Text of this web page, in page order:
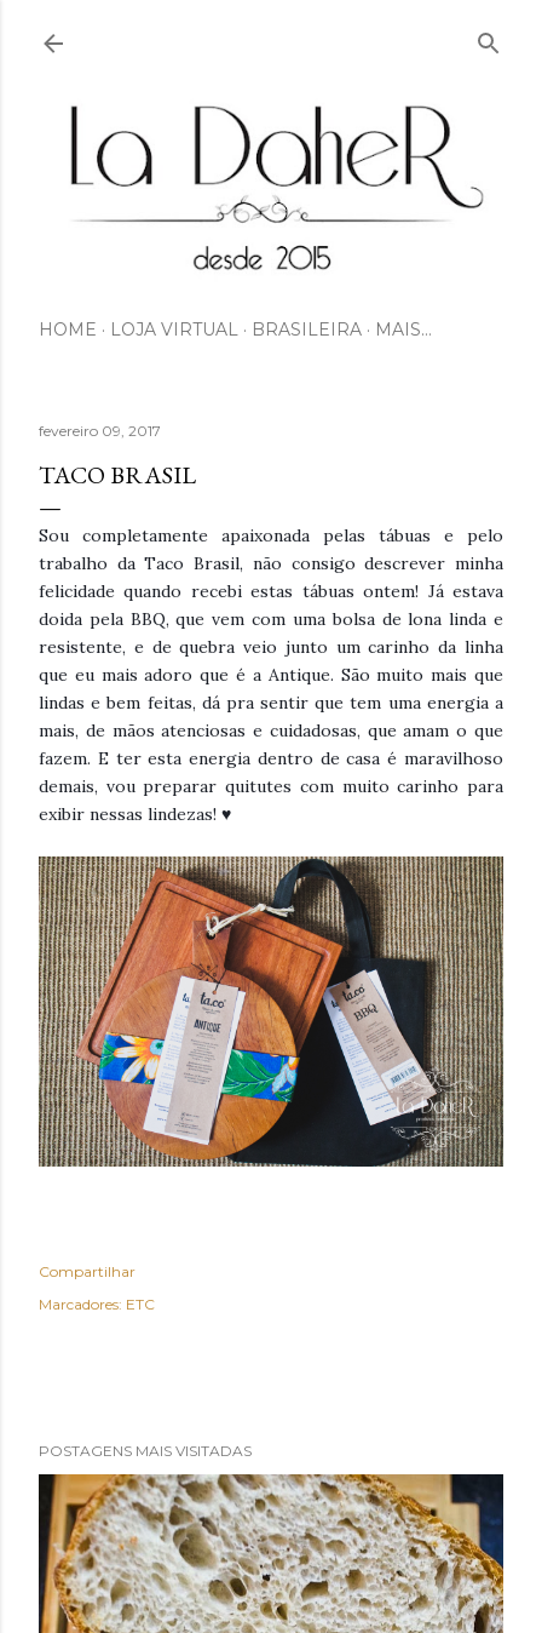
HOME LOJA VIRTUAL BRASILEIRA MAIS…
fevereiro 09, 2017
TACO BRASIL
Sou completamente apaixonada pelas tábuas e pelo
trabalho da Taco Brasil, não consigo descrever minha
felicidade quando recebi estas tábuas ontem! Já estava
doida pela BBQ, que vem com uma bolsa de lona linda e
resistente, e de quebra veio junto um carinho da linha
que eu mais adoro que é a Antique. São muito mais que
lindas e bem feitas, dá pra sentir que tem uma energia a
mais, de mãos atenciosas e cuidadosas, que amam o que
fazem. E ter esta energia dentro de casa é maravilhoso
demais, vou preparar quitutes com muito carinho para
exibir nessas lindezas! ♥
Compartilhar
Marcadores: ETC
POSTAGENS MAIS VISITADAS